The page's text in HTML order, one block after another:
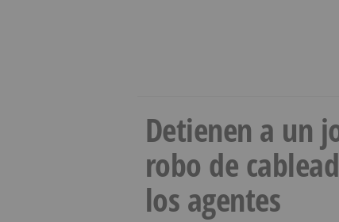
Detienen a un
robo de
los agentes